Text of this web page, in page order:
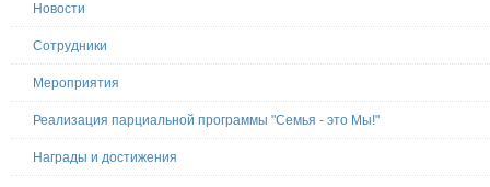
Новости
Сотрудники
Мероприятия
Реализация парциальной программы "Семья - это Мы!"
Награды и достижения